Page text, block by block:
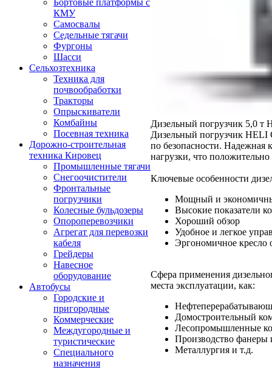
Бортовые платформы с
КМУ
Самосвалы
Седельные тягачи
Фургоны
Шасси
Сельхозтехника
Техника для
почвообработки
Тракторы
Опрыскиватели
Комбайны
Посевная техника
Дорожно-строительная
техника Кировец
Промышленные тягачи
Снегоочистители
Фронтальные
погрузчики
Колесные бульдозеры
Опороперевозчики
Агрегат для перевозки
кабеля
Грейдеры
Навесное
оборудование
Автобусы
Городские и
пригородные
Коммерческие
Междугородные и
туристические
Специального
назначения
Дизельный погрузчик 5,0 т
Дизельный погрузчик HELI
по безопасности. Надежная
нагрузки, что
Ключевые особенности
Мощный и
Высокие показатели
Хороший обзор
Удобное и легкое
Эргономичное кресло
Сфера применения
места эксплуатации, как:
Домостроительный
Лесопромышленные
Производство
Металлургия и т.д.